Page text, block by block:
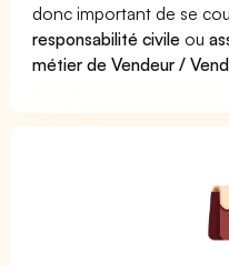
donc important de se
responsabilité civile ou
métier de Vendeur /